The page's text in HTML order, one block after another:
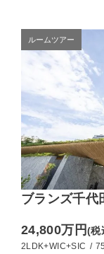
ルームツアー
ブランズ千
24,800万円(税
2LDK+WIC+SIC /